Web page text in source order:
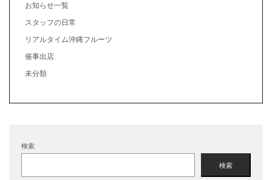
お知らせ一覧
スタッフの日常
リアルタイム沖縄フルーツ
催事出店
未分類
検索
検索